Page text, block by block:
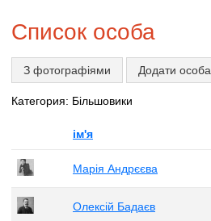
Eestikeelne
Список особа
З фотографіями Додати особа
Категория: Більшовики
ім'я
Марія Андрєєва
Олексій Бадаєв